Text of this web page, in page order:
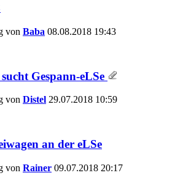
von Baba 08.08.2018 19:43
Gespann-eLSe
von Distel 29.07.2018 10:59
an der eLSe
von Rainer 09.07.2018 20:17